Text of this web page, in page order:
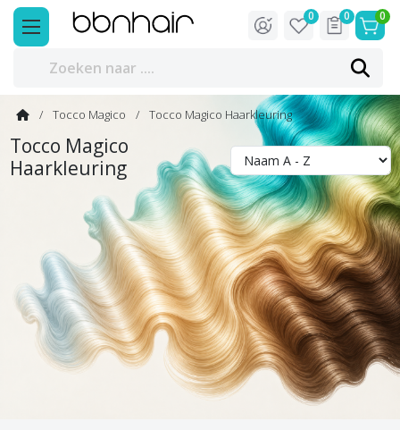
0
0
0
Tocco Magico Tocco Magico Haarkleuring
Tocco Magico
Haarkleuring